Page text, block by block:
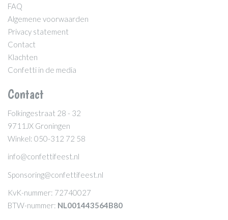
FAQ
Algemene voorwaarden
Privacy statement
Contact
Klachten
Confetti in de media
Contact
Folkingestraat 28 - 32
9711JX Groningen
Winkel: 050-312 72 58
info@confettifeest.nl
Sponsoring@confettifeest.nl
KvK-nummer: 72740027
BTW-nummer: NL001443564B80